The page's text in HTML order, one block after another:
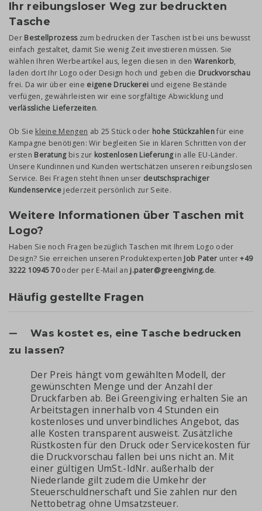
Ihr reibungsloser Weg zur bedruckten
Tasche
Der Bestellprozesszum bedrucken der Taschen ist bei uns bewusst
einfach gestaltet, damit Sie wenig Zeit investieren müssen. Sie
wählen Ihren Werbeartikel aus, legen diesen in den Warenkorb,
laden dort Ihr Logo oder Design hoch und geben die Druckvorschau
frei. Da wir über eine eigene Druckerei und eigene Bestände
verfügen, gewährleisten wir eine sorgfältige Abwicklung und
verlässliche Lieferzeiten.
Ob Sie kleine Mengen ab 25 Stück oder hohe Stückzahlenfür eine
Kampagne benötigen: Wir begleiten Sie in klaren Schritten von der
ersten Beratungbis zur kostenlosen Lieferungin alle EU-Länder.
Unsere Kundinnen und Kunden wertschätzen unseren reibungslosen
Service. Bei Fragen steht Ihnen unser deutschsprachiger
Kundenservice jederzeit persönlich zur Seite.
Weitere Informationen über Taschen mit
Logo?
Haben Sie noch Fragen bezüglich Taschen mit Ihrem Logo oder
Design? Sie erreichen unseren Produktexperten Job Pater unter+49
3222 10945 70oder per E-Mail an j.pater@greengiving.de.
Häufig gestellte Fragen
Was kostet es, eine Tasche bedrucken
zu lassen?
Der Preis hängt vom gewählten Modell, der
gewünschten Menge und der Anzahl der
Druckfarben ab. Bei Greengiving erhalten Sie an
Arbeitstagen innerhalb von 4 Stunden ein
kostenloses und unverbindliches Angebot, das
alle Kosten transparent ausweist. Zusätzliche
Rüstkosten für den Druck oder Servicekosten für
die Druckvorschau fallen bei uns nicht an. Mit
einer gültigen UmSt.-IdNr. außerhalb der
Niederlande gilt zudem die Umkehr der
Steuerschuldnerschaft und Sie zahlen nur den
Nettobetrag ohne Umsatzsteuer.